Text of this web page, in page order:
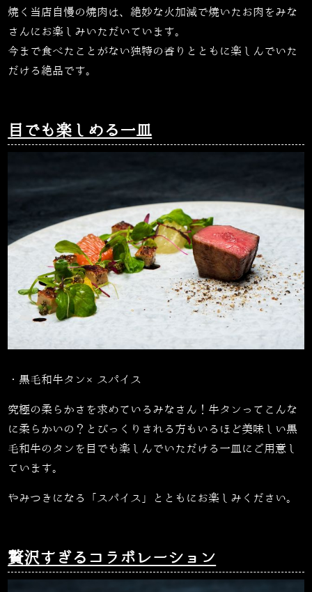
焼く当店自慢の焼肉は、絶妙な火加減で焼いたお肉をみな
さんにお楽しみいただいています。
今まで食べたことがない独特の香りとともに楽しんでいた
だける絶品です。
目でも楽しめる一皿
・黒毛和牛タン×スパイス
究極の柔らかさを求めているみなさん！牛タンってこんな
に柔らかいの？とびっくりされる方もいるほど美味しい黒
毛和牛のタンを目でも楽しんでいただける一皿にご用意し
ています。
やみつきになる「スパイス」とともにお楽しみください。
贅沢すぎるコラボレーション